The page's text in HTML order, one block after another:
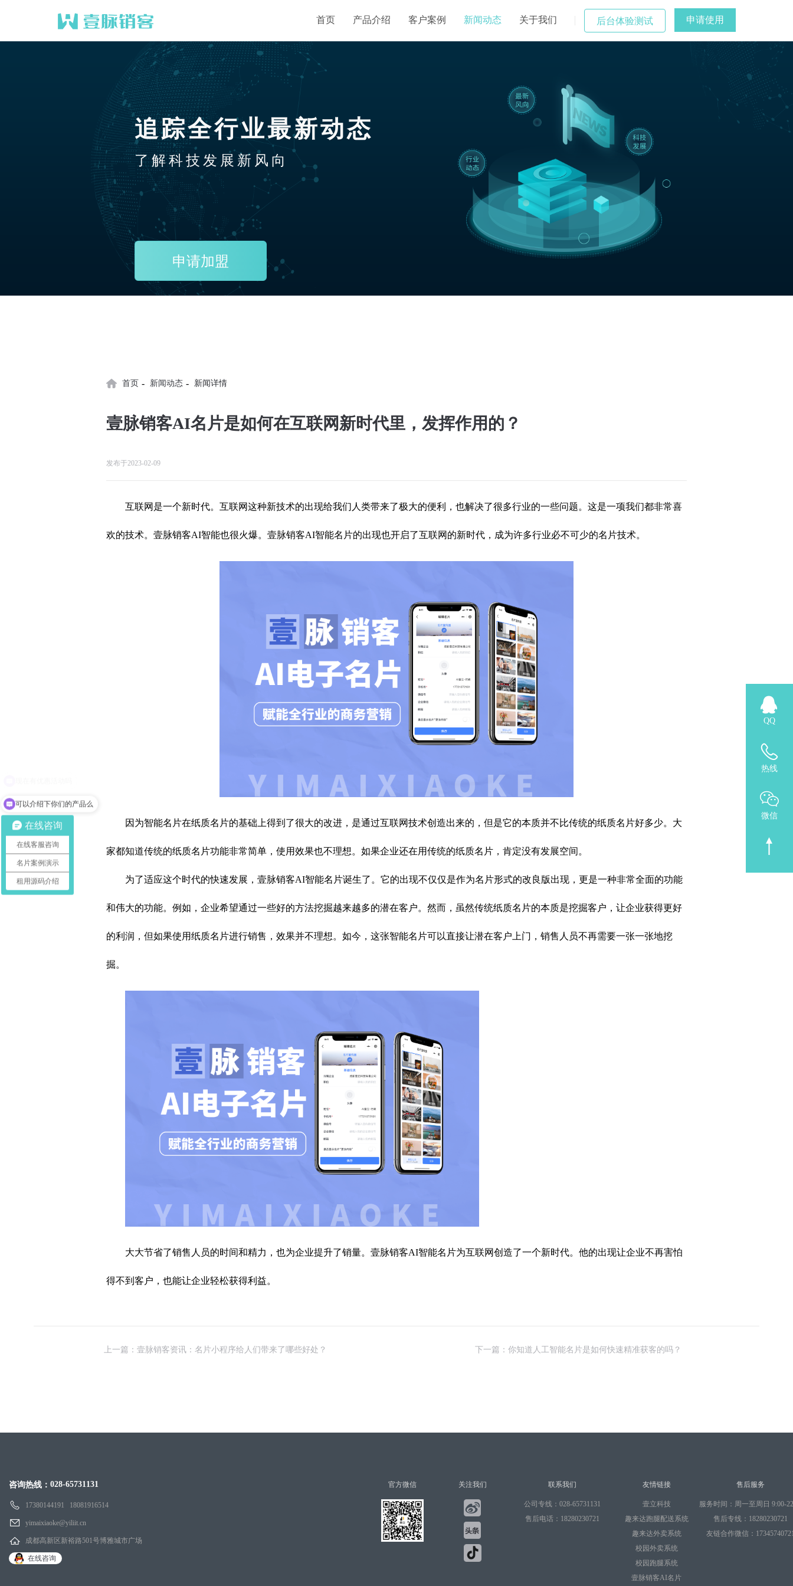
首页 产品介绍 客户案例 新闻动态 关于我们 后台体验测试 申请使用
追踪全行业最新动态
了解科技发展新风向
申请加盟
QQ
热线
微信
首页 - 新闻动态 - 新闻详情
壹脉销客AI名片是如何在互联网新时代里，发挥作用的？
发布于2023-02-09
互联网是一个新时代。互联网这种新技术的出现给我们人类带来了极大的便利，也解决了很多行业的一些问题。这是一项我们都非常喜
欢的技术。壹脉销客AI智能也很火爆。壹脉销客AI智能名片的出现也开启了互联网的新时代，成为许多行业必不可少的名片技术。
因为智能名片在纸质名片的基础上得到了很大的改进，是通过互联网技术创造出来的，但是它的本质并不比传统的纸质名片好多少。大
家都知道传统的纸质名片功能非常简单，使用效果也不理想。如果企业还在用传统的纸质名片，肯定没有发展空间。
为了适应这个时代的快速发展，壹脉销客AI智能名片诞生了。它的出现不仅仅是作为名片形式的改良版出现，更是一种非常全面的功能
和伟大的功能。例如，企业希望通过一些好的方法挖掘越来越多的潜在客户。然而，虽然传统纸质名片的本质是挖掘客户，让企业获得更好
的利润，但如果使用纸质名片进行销售，效果并不理想。如今，这张智能名片可以直接让潜在客户上门，销售人员不再需要一张一张地挖
掘。
大大节省了销售人员的时间和精力，也为企业提升了销量。壹脉销客AI智能名片为互联网创造了一个新时代。他的出现让企业不再害怕
得不到客户，也能让企业轻松获得利益。
上一篇：壹脉销客资讯：名片小程序给人们带来了哪些好处？ 下一篇：你知道人工智能名片是如何快速精准获客的吗？
咨询热线： 028-65731131
17380144191 18081916514
yimaixiaoke@yiliit.cn
成都高新区新裕路501号博雅城市广场
在线咨询
官方微信 关注我们 联系我们
公司专线：028-65731131
售后电话：18280230721
友情链接
壹立科技
趣来达跑腿配送系统
趣来达外卖系统
校园外卖系统
校园跑腿系统
壹脉销客AI名片
售后服务
服务时间：周一至周日 9:00-
售后专线：18280230721
友链合作微信：
在线咨询
在线客服咨询
名片案例演示
租用源码介绍
可以介绍下你们的产品么